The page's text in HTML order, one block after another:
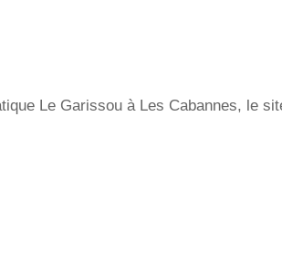
Le Garissou à Les Cabannes, le